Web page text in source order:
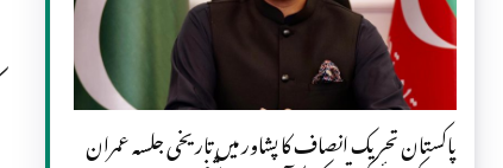
پاکستان تحریک انصاف کا پشاور میں تاریخی جلسہ عمران